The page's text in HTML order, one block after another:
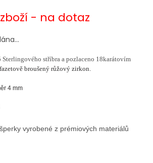
- na dotaz
Sterlingového stříbra a pozlaceno 18karátovím
broušený růžový zirkon.
4 mm
vyrobené z prémiových materiálů